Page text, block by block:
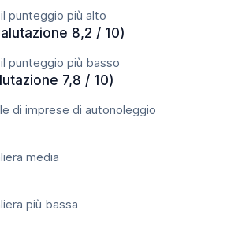
punteggio più alto
8,2 / 10)
punteggio più basso
7,8 / 10)
di imprese di autonoleggio
media
più bassa